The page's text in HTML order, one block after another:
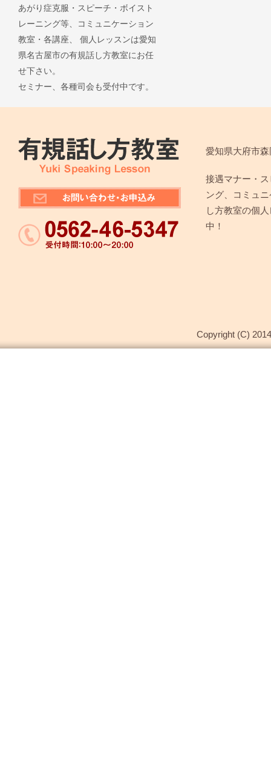
あがり症克服・スピーチ・ボイスト
レーニング等、コミュニケーション
教室・各講座、 個人レッスンは愛知
県名古屋市の有規話し方教室にお任
せ下さい。
セミナー、各種司会も受付中です。
愛知県大府市
接遇マナー・
ング、コミュ
し方教室の個
中！
Copyright (C)